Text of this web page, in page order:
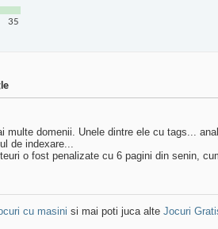
35
multe domenii. Unele dintre ele cu tags...
de indexare...
o fost penalizate cu 6 pagini din senin,
cu masini si mai poti juca alte Jocuri